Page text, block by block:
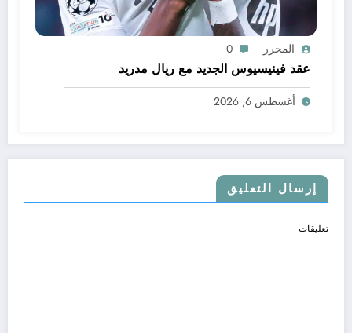
المحرر 0
عقد فينيسيوس الجديد مع ريال مدريد
أغسطس 6, 2026
إرسال التعليق
تعليقات